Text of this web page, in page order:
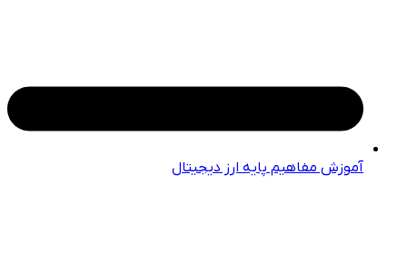
آموزش مفاهیم پایه ارز دیجیتال